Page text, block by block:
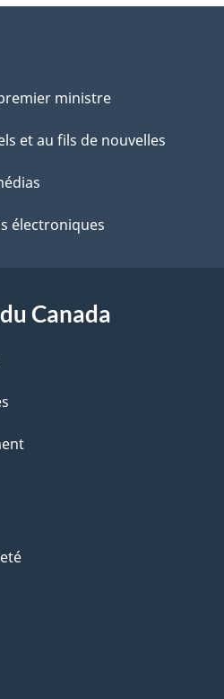
ministre
et au fils de nouvelles
électroniques
Canada